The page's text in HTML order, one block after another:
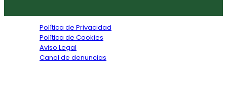
Política de Privacidad
Política de Cookies
Aviso Legal
Canal de denuncias